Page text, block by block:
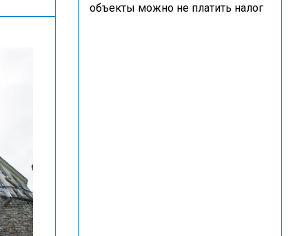
объекты можно не платить налог